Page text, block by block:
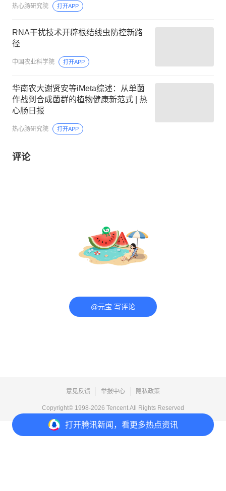
打开腾讯新闻，看更多热点资讯
热心肠研究院 打开APP
RNA干扰技术开辟根结线虫防控新路
径
中国农业科学院 打开APP
华南农大谢贤安等iMeta综述：从单菌
作战到合成菌群的植物健康新范式 | 热
心肠日报
热心肠研究院 打开APP
评论
@元宝 写评论
意见反馈 举报中心 隐私政策
Copyright© 1998-2026 Tencent.All Rights Reserved